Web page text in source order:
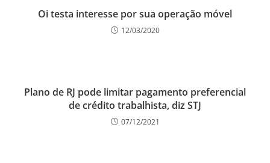
Oi testa interesse por sua operação móvel
12/03/2020
Plano de RJ pode limitar pagamento preferencial
de crédito trabalhista, diz STJ
07/12/2021